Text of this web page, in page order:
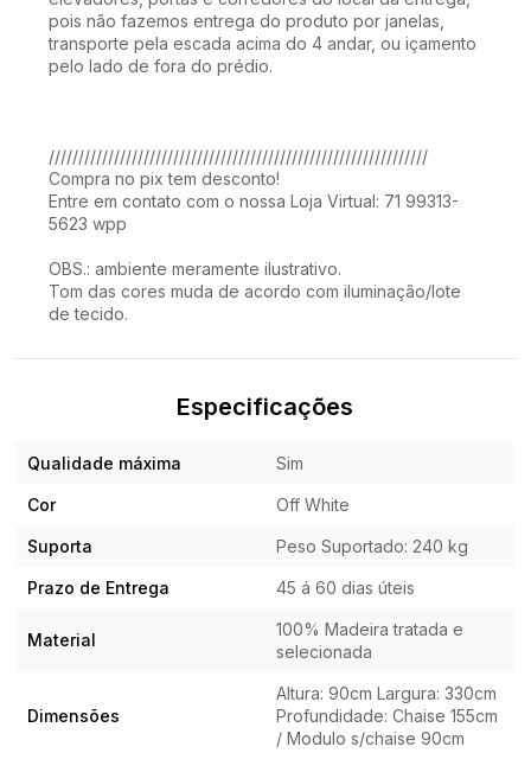
pois não fazemos entrega do produto por janelas,
transporte pela escada acima do 4 andar, ou içamento
pelo lado de fora do prédio.
////////////////////////////////////////////////////////////////
Compra no pix tem desconto!
Entre em contato com o nossa Loja Virtual: 71 99313-
5623 wpp
OBS.: ambiente meramente ilustrativo.
Tom das cores muda de acordo com iluminação/lote
de tecido.
Especificações
Qualidade máxima Sim
Cor Off White
Suporta Peso Suportado: 240 kg
Prazo de Entrega 45 á 60 dias úteis
Material
100% Madeira tratada e
selecionada
Dimensões
Altura: 90cm Largura: 330cm
Profundidade: Chaise 155cm
/ Modulo s/chaise 90cm